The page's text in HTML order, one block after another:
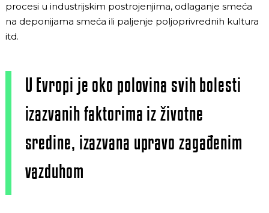
procesi u industrijskim postrojenjima, odlaganje smeća
na deponijama smeća ili paljenje poljoprivrednih kultura
itd.
U Evropi je oko polovina svih bolesti
izazvanih faktorima iz životne
sredine, izazvana upravo zagađenim
vazduhom